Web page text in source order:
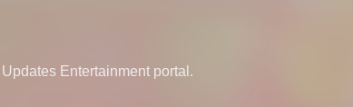
Entertainment portal.